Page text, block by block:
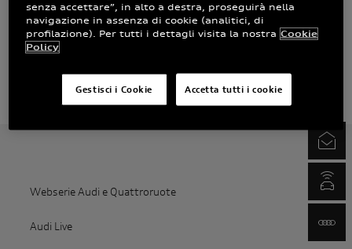
La invitiamo ad accedere al portale myAudi per
rimanere aggiornato sulle novità e sui prossimi
eventi targati Audi.
Registrati
Webserie Audi e Quattroruote
Audi Live
senza accettare”, in alto a destra, proseguirà nella
navigazione in assenza di cookie (analitici, di
profilazione). Per tutti i dettagli visita la nostra Cookie
Policy
Accetta tutti i cookie
Gestisci i Cookie